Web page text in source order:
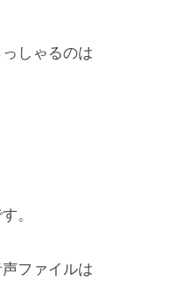
しゃるのは
。
ファイルは